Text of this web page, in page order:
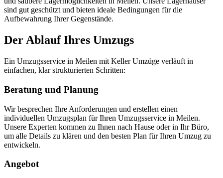
sind gut geschützt und bieten ideale Bedingungen für die
Aufbewahrung Ihrer Gegenstände.
Der Ablauf Ihres Umzugs
Ein Umzugsservice in Meilen mit Keller Umzüge verläuft in
einfachen, klar strukturierten Schritten:
Beratung und Planung
Wir besprechen Ihre Anforderungen und erstellen einen
individuellen Umzugsplan für Ihren Umzugsservice in Meilen.
Unsere Experten kommen zu Ihnen nach Hause oder in Ihr Büro,
um alle Details zu klären und den besten Plan für Ihren Umzug zu
entwickeln.
Angebot